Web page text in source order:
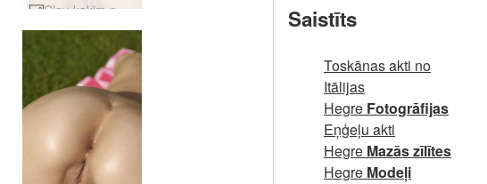
Clau kaķim patīk #14 Saistīts
Toskānas akti no
Itālijas
Hegre Fotogrāfijas
Eņģeļu akti
Hegre Mazās zīlītes
Hegre Modeļi